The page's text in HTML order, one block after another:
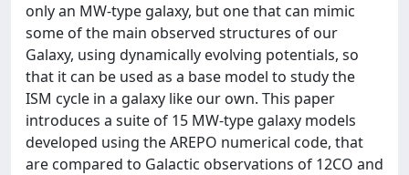
only an MW-type galaxy, but one that can mimic
some of the main observed structures of our
Galaxy, using dynamically evolving potentials, so
that it can be used as a base model to study the
ISM cycle in a galaxy like our own. This paper
introduces a suite of 15 MW-type galaxy models
developed using the AREPO numerical code, that
are compared to Galactic observations of 12CO and